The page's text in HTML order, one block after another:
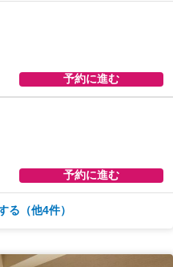
予約に進む
予約に進む
る（他4件）